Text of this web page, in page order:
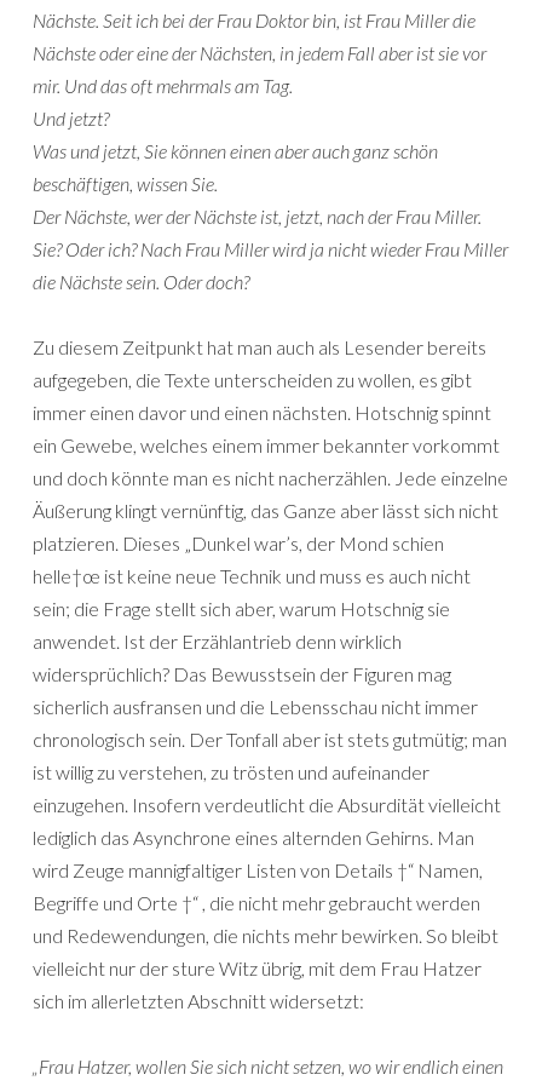
Nächste. Seit ich bei der Frau Doktor bin, ist Frau Miller die
Nächste oder eine der Nächsten, in jedem Fall aber ist sie vor
mir. Und das oft mehrmals am Tag.
Und jetzt?
Was und jetzt, Sie können einen aber auch ganz schön
beschäftigen, wissen Sie.
Der Nächste, wer der Nächste ist, jetzt, nach der Frau Miller.
Sie? Oder ich? Nach Frau Miller wird ja nicht wieder Frau Miller
die Nächste sein. Oder doch?
Zu diesem Zeitpunkt hat man auch als Lesender bereits
aufgegeben, die Texte unterscheiden zu wollen, es gibt
immer einen davor und einen nächsten. Hotschnig spinnt
ein Gewebe, welches einem immer bekannter vorkommt
und doch könnte man es nicht nacherzählen. Jede einzelne
Äußerung klingt vernünftig, das Ganze aber lässt sich nicht
platzieren. Dieses „Dunkel war’s, der Mond schien
helle†œ ist keine neue Technik und muss es auch nicht
sein; die Frage stellt sich aber, warum Hotschnig sie
anwendet. Ist der Erzählantrieb denn wirklich
widersprüchlich? Das Bewusstsein der Figuren mag
sicherlich ausfransen und die Lebensschau nicht immer
chronologisch sein. Der Tonfall aber ist stets gutmütig; man
ist willig zu verstehen, zu trösten und aufeinander
einzugehen. Insofern verdeutlicht die Absurdität vielleicht
lediglich das Asynchrone eines alternden Gehirns. Man
wird Zeuge mannigfaltiger Listen von Details †“ Namen,
Begriffe und Orte †“ , die nicht mehr gebraucht werden
und Redewendungen, die nichts mehr bewirken. So bleibt
vielleicht nur der sture Witz übrig, mit dem Frau Hatzer
sich im allerletzten Abschnitt widersetzt:
„Frau Hatzer, wollen Sie sich nicht setzen, wo wir endlich einen